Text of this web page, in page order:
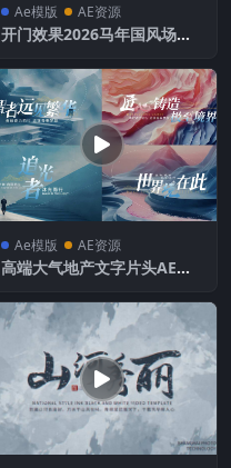
Ae模版 AE资源
开门效果2026马年国风场景
Ae模版 AE资源
高端大气地产文字片头AE模